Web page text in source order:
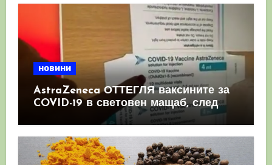
новини
AstraZeneca ОТТЕГЛЯ ваксините за
COVID-19 в световен мащаб, след
като призна, че те причиняват
КРЪВНИ съсиреци